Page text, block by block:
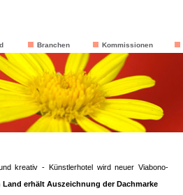
Branchen Kommissionen
kreativ - Künstlerhotel wird neuer Viabono-
erhält Auszeichnung der Dachmarke